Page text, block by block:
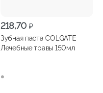
218,70 ₽
Зубная паста COLGATE
Лечебные травы 150мл